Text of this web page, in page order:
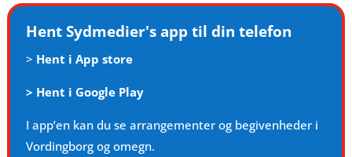
Hent Sydmedier's app til din telefon
> Hent i App store
> Hent i Google Play
I app’en kan du se arrangementer og begivenheder i
Vordingborg og omegn.